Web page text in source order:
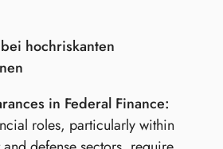
hochriskanten
in Federal Finance:
roles, particularly within